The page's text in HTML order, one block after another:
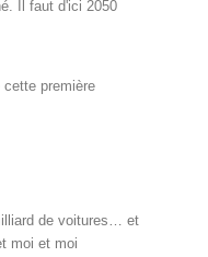
Il faut d'ici 2050
cette première
de voitures… et
moi et moi